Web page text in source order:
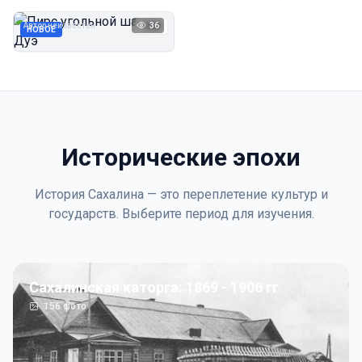
НОВОЕ 1923
Автор неизвестен 36
Исторические эпохи
История Сахалина — это переплетение культур и
государств. Выберите период для изучения.
Сахалинская каторга: 1869 - 1906 гг
156фото